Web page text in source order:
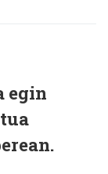
egin